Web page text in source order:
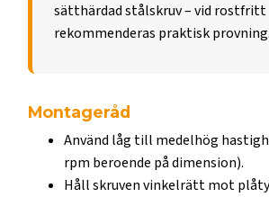
sätt­härdad stålskruv – vid rostfritt
rekommenderas praktisk provning.
Montageråd
Använd låg till medelhög
rpm beroende på dimension).
Håll skruven vinkelrätt mot